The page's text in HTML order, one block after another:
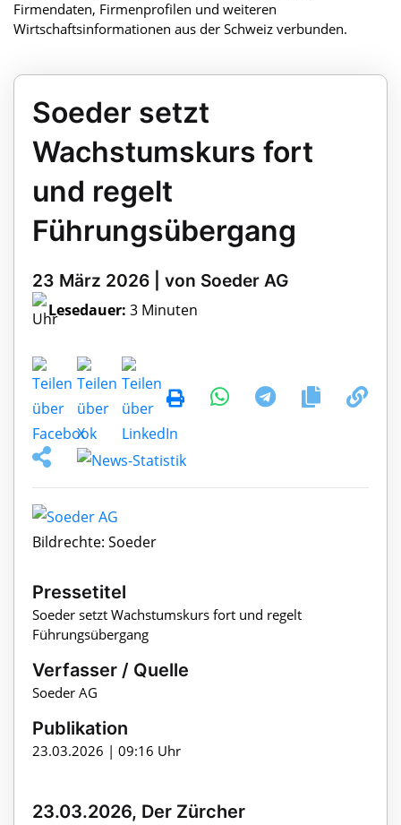
Firmendaten, Firmenprofilen und weiteren
Wirtschaftsinformationen aus der Schweiz verbunden.
Soeder setzt
Wachstumskurs fort
und regelt
Führungsübergang
23 März 2026 | von Soeder AG
Lesedauer: 3 Minuten
Bildrechte: Soeder
Pressetitel
Soeder setzt Wachstumskurs fort und regelt
Führungsübergang
Verfasser / Quelle
Soeder AG
Publikation
23.03.2026 | 09:16 Uhr
23.03.2026, Der Zürcher